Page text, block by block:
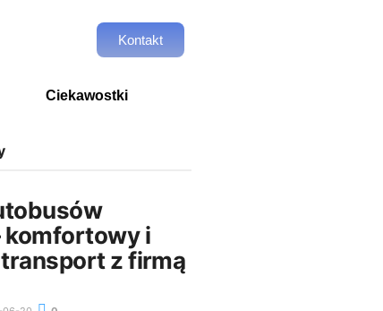
Kontakt
Ciekawostki
komfortowy i
z firmą